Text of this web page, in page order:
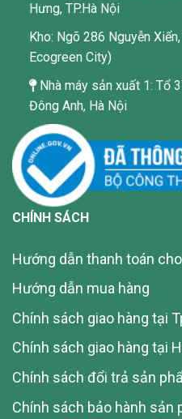
Hưng, TP.Hà Nội
Kho: Ngõ 286 Nguyễn
Ecogreen City)
Nhà máy sản xuất 1: Tổ
Đông Anh, Hà Nội
CHÍNH SÁCH
Hướng dẫn thanh toán
Hướng dẫn mua hàng
Chính sách giao hàng tại
Chính sách giao hàng tại
Chính sách đổi trả sản
Chính sách bảo hành sản